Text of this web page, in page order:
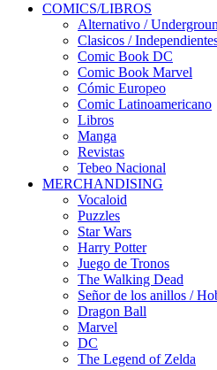
COMICS/LIBROS
Alternativo /
Clasicos /
Comic Book DC
Comic Book Marvel
Cómic Europeo
Comic Latinoamericano
Libros
Manga
Revistas
Tebeo Nacional
MERCHANDISING
Vocaloid
Puzzles
Star Wars
Harry Potter
Juego de Tronos
The Walking Dead
Señor de los anillos /
Dragon Ball
Marvel
DC
The Legend of Zelda